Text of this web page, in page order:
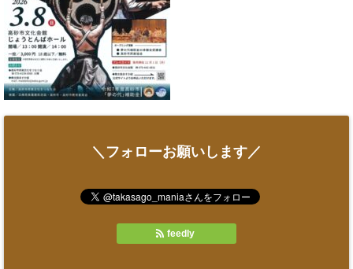
＼フォローお願いします／
feedly